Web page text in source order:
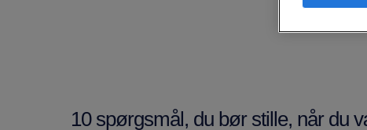
10 spørgsmål, du bør stille, når du